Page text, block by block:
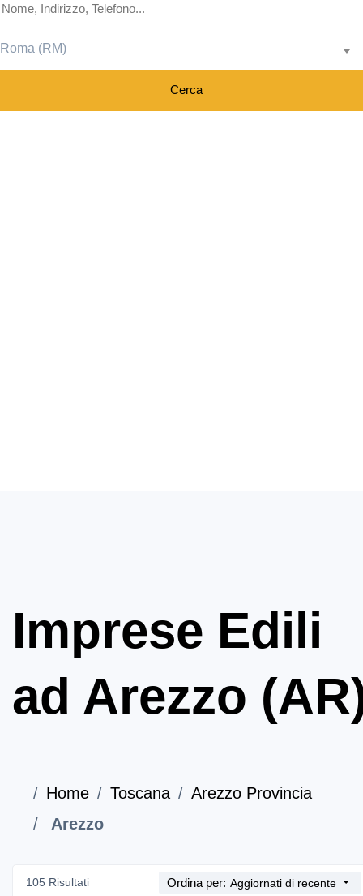
Roma (RM)
Cerca
Imprese Edili
ad Arezzo
Home Toscana
Arezzo Provincia
Arezzo
105 Risultati Ordina per: Aggiornati di recente